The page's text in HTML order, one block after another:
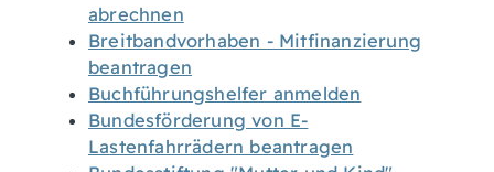
abrechnen
Breitbandvorhaben - Mitfinanzierung
beantragen
Buchführungshelfer anmelden
Bundesförderung von E-
Lastenfahrrädern beantragen